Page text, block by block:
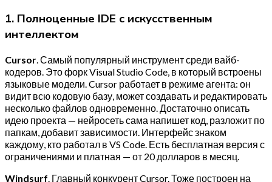
1. Полноценные IDE с искусственным
интеллектом
Cursor. Самый популярный инструмент среди вайб-
кодеров. Это форк Visual Studio Code, в который встроены
языковые модели. Cursor работает в режиме агента: он
видит всю кодовую базу, может создавать и редактировать
несколько файлов одновременно. Достаточно описать
идею проекта — нейросеть сама напишет код, разложит по
папкам, добавит зависимости. Интерфейс знаком
каждому, кто работал в VS Code. Есть бесплатная версия с
ограничениями и платная — от 20 долларов в месяц.
Windsurf. Главный конкурент Cursor. Тоже построен на